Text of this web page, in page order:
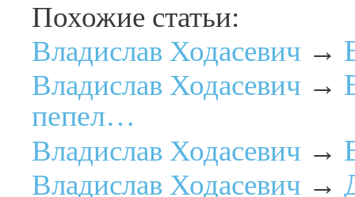
Похожие статьи:
Владислав Ходасевич →
Владислав Ходасевич →
пепел…
Владислав Ходасевич →
Владислав Ходасевич →